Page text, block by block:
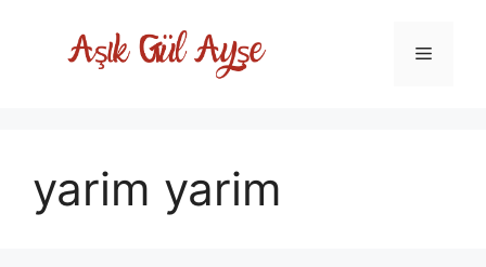
Menu
yarim yarim